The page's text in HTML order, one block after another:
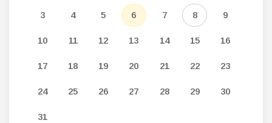
3 4 5 6 7 8 9
10 11 12 13 14 15 16
17 18 19 20 21 22 23
24 25 26 27 28 29 30
31